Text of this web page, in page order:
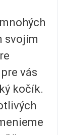
svojím
vás
kočík.